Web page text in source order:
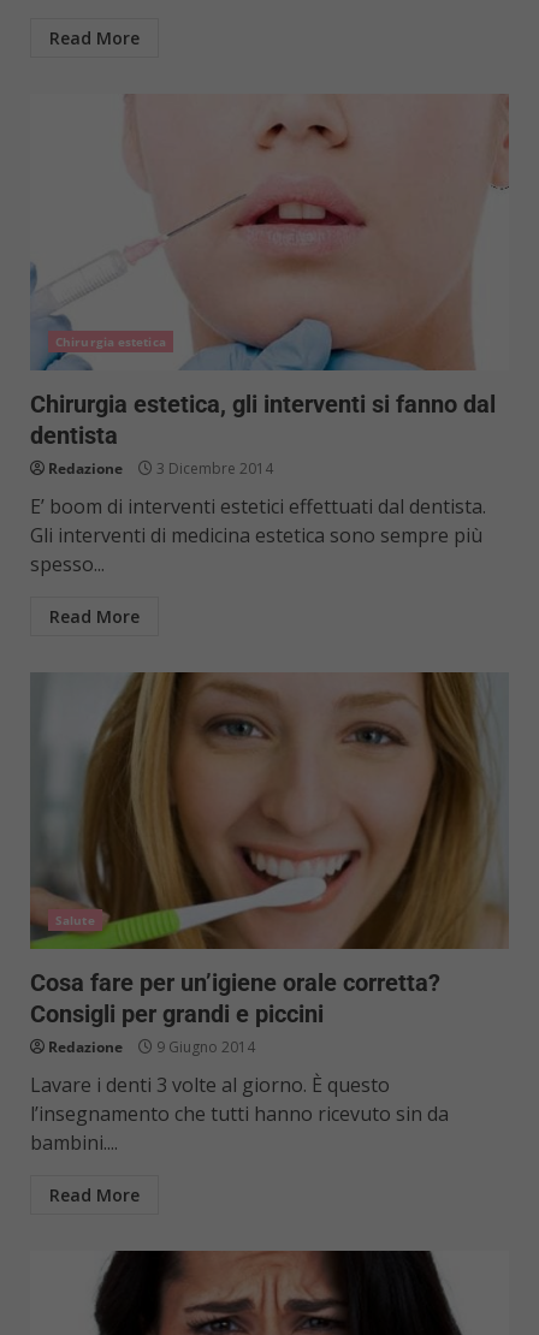
Read More
Chirurgia estetica
Chirurgia estetica, gli interventi si fanno dal
dentista
Redazione 3 Dicembre 2014
E’ boom di interventi estetici effettuati dal dentista.
Gli interventi di medicina estetica sono sempre più
spesso...
Read More
Salute
Cosa fare per un’igiene orale corretta?
Consigli per grandi e piccini
Redazione 9 Giugno 2014
Lavare i denti 3 volte al giorno. È questo
l’insegnamento che tutti hanno ricevuto sin da
bambini....
Read More